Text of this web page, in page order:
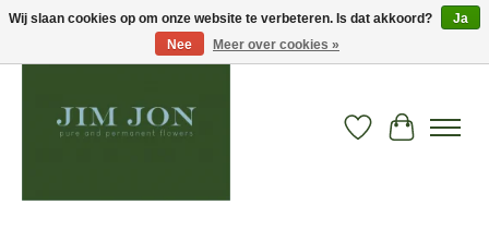
Verlanglijst
Wij slaan cookies op om onze website te verbeteren. Is dat akkoord?
Ja
Nee
Meer over cookies »